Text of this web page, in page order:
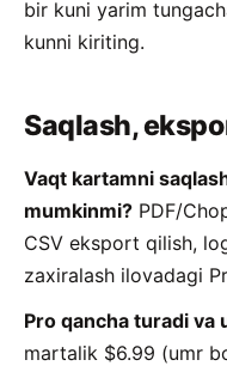
bir kuni yarim
kunni kiriting.
Saqlash,
Vaqt kartamni
mumkinmi? PDF/
CSV eksport qilish,
zaxiralash ilovadagi
Pro qancha turadi va
martalik $6.99 (umr